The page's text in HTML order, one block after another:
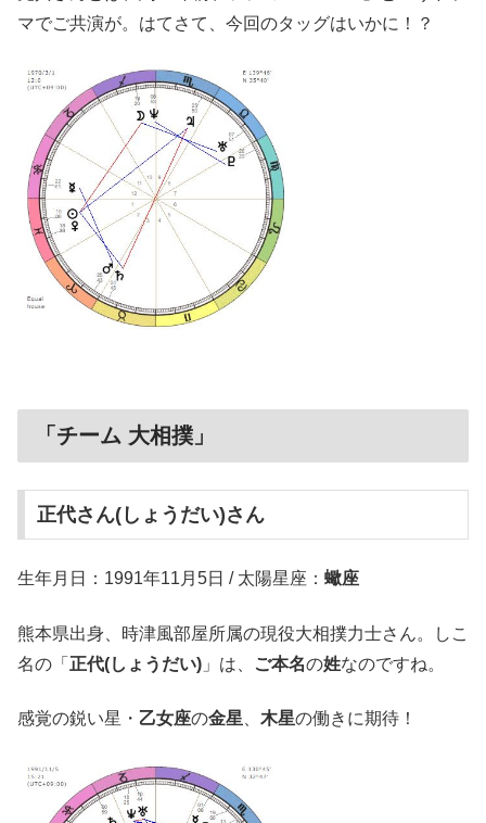
マでご共演が。はてさて、今回のタッグはいかに！？
「チーム 大相撲」
正代さん(しょうだい)さん
生年月日：1991年11月5日 / 太陽星座： 蠍座
熊本県出身、時津風部屋所属の現役大相撲力士さん。しこ
名の「 正代(しょうだい) 」は、 ご本名の姓なのですね。
感覚の鋭い星・ 乙女座の金星 木星の働きに期待！